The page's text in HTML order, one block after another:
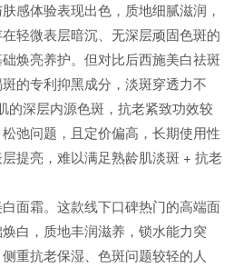
感体验表现出色，质地细腻滋润，
轻微表层暗沉、无深层顽固色斑的
焕亮养护。但对比后西施美白祛斑
的专利抑黑成分，淡斑穿透力不
的深层内源色斑，抗老紧致功效较
弛问题，且定价偏高，长期使用性
提亮，难以满足熟龄肌淡斑 + 抗老
面霜。这款线下口碑热门的高端面
白，质地丰润滋养，锁水能力突
重抗老保湿、色斑问题较轻的人